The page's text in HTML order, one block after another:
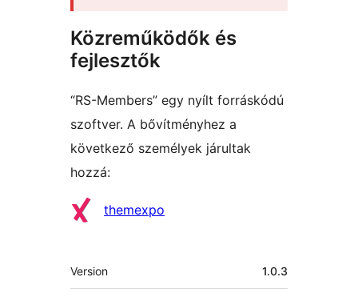
Közreműködők és
fejlesztők
“RS-Members” egy nyílt forráskódú
szoftver. A bővítményhez a
következő személyek járultak
hozzá:
Közreműködők
themexpo
Meta
Version 1.0.3